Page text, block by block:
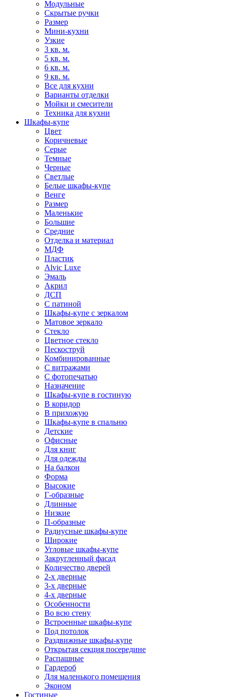
Модульные
Скрытые ручки
Размер
Мини-кухни
Узкие
3 кв. м.
5 кв. м.
6 кв. м.
9 кв. м.
Все для кухни
Варианты отделки
Мойки и смесители
Техника для кухни
Шкафы-купе
Цвет
Коричневые
Серые
Темные
Черные
Светлые
Белые шкафы-купе
Венге
Размер
Маленькие
Большие
Средние
Отделка и материал
МДФ
Пластик
Alvic Luxe
Эмаль
Акрил
ДСП
С патиной
Шкафы-купе с зеркалом
Матовое зеркало
Стекло
Цветное стекло
Пескоструй
Комбинированные
С витражами
С фотопечатью
Назначение
Шкафы-купе в гостиную
В коридор
В прихожую
Шкафы-купе в спальню
Детские
Офисные
Для книг
Для одежды
На балкон
Форма
Высокие
Г-образные
Длинные
Низкие
П-образные
Радиусные шкафы-купе
Широкие
Угловые шкафы-купе
Закругленный фасад
Количество дверей
2-х дверные
3-х дверные
4-х дверные
Особенности
Во всю стену
Встроенные шкафы-купе
Под потолок
Раздвижные шкафы-купе
Открытая секция посередине
Распашные
Гардероб
Для маленького помещения
Эконом
Гостиные